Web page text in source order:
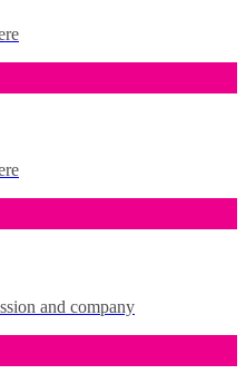
and company